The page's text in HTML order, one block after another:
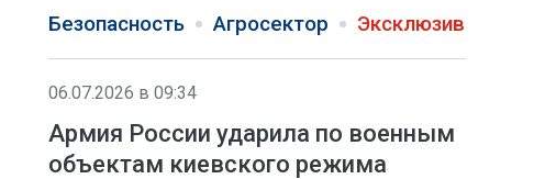
Безопасность Агросектор Эксклюзив
06.07.2026 в 09:34
Армия России ударила по военным
объектам киевского режима